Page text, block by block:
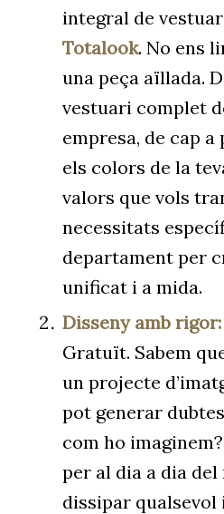
integral de
Totalook. No ens
una peça aïllada.
vestuari complet
empresa, de cap a
els colors de la
valors que vols
necessitats
departament per
unificat i a mida.
Disseny amb rigor:
Gratuït. Sabem
un projecte
pot generar
com ho
per al dia a dia
dissipar qualsevol